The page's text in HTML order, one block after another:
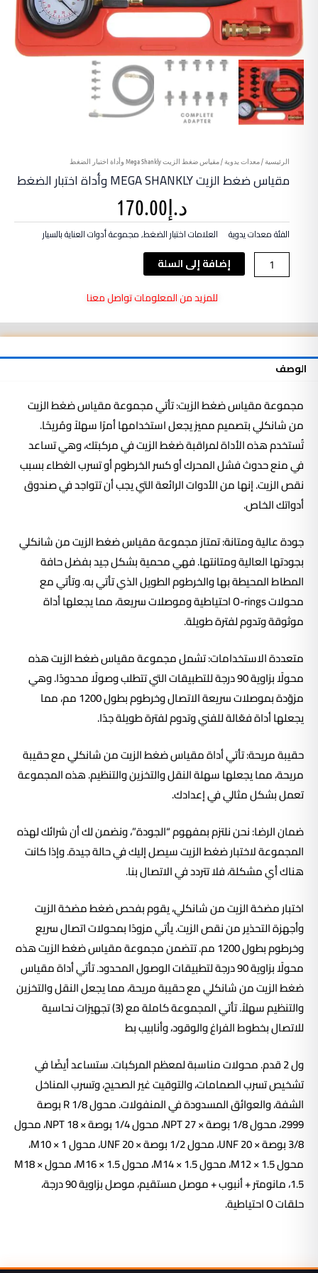
الرئيسية/معدات يدوية/ مقياس ضغط الزيت Mega Shankly وأداة اختبار الضغط
مقياس ضغط الزيت MEGA SHANKLY وأداة اختبار الضغط
د.إ170.00
الفئةمعدات يدوية العلاماتاختبار الضغط,مجموعة أدوات العناية بالسيار
كمية
مقياس
Mega
Shankly
وأداة
اختبار
إضافة إلى السلة
للمزيد من المعلومات تواصل معنا
الوصف
مجموعة مقياس ضغط الزيت: تأتي مجموعة مقياس ضغط الزيت
من شانكلي بتصميم مميز يجعل استخدامها أمرًا سهلاً ومُريحًا.
تُستخدم هذه الأداة لمراقبة ضغط الزيت في مركبتك، وهي تساعد
في منع حدوث فشل المحرك أو كسر الخرطوم أو تسرب الغطاء بسبب
نقص الزيت. إنها من الأدوات الرائعة التي يجب أن تتواجد في صندوق
أدواتك الخاص.
جودة عالية ومتانة: تمتاز مجموعة مقياس ضغط الزيت من شانكلي
بجودتها العالية ومتانتها. فهي محمية بشكل جيد بفضل حافة
المطاط المحيطة بها والخرطوم الطويل الذي تأتي به. وتأتي مع
محولات O-rings احتياطية وموصلات سريعة، مما يجعلها أداة
موثوقة وتدوم لفترة طويلة.
متعددة الاستخدامات: تشمل مجموعة مقياس ضغط الزيت هذه
محولًا بزاوية 90 درجة للتطبيقات التي تتطلب وصولًا محدودًا. وهي
مزوّدة بموصلات سريعة الاتصال وخرطوم بطول 1200 مم، مما
يجعلها أداة فعّالة للفني وتدوم لفترة طويلة جدًا.
حقيبة مريحة: تأتي أداة مقياس ضغط الزيت من شانكلي مع حقيبة
مريحة، مما يجعلها سهلة النقل والتخزين والتنظيم. هذه المجموعة
تعمل بشكل مثالي في إعدادك.
ضمان الرضا: نحن نلتزم بمفهوم “الجودة”، ونضمن لك أن شرائك لهذه
المجموعة لاختبار ضغط الزيت سيصل إليك في حالة جيدة. وإذا كانت
هناك أي مشكلة، فلا تتردد في الاتصال بنا.
اختبار مضخة الزيت من شانكلي، يقوم بفحص ضغط مضخة الزيت
وأجهزة التحذير من نقص الزيت. يأتي مزودًا بمحولات اتصال سريع
وخرطوم بطول 1200 مم. تتضمن مجموعة مقياس ضغط الزيت هذه
محولًا بزاوية 90 درجة لتطبيقات الوصول المحدود. تأتي أداة مقياس
ضغط الزيت من شانكلي مع حقيبة مريحة، مما يجعل النقل والتخزين
والتنظيم سهلاً. تأتي المجموعة كاملة مع (3) تجهيزات نحاسية
للاتصال بخطوط الفراغ والوقود، وأنابيب بط
ول 2 قدم. محولات مناسبة لمعظم المركبات. ستساعد أيضًا في
تشخيص تسرب الصمامات، والتوقيت غير الصحيح، وتسرب المناخل
الشفة، والعوائق المسدودة في المنفولات. محول R 1/8 بوصة
2999، محول 1/8 بوصة × 27 NPT، محول 1/4 بوصة × 18 NPT، محول
3/8 بوصة × 20 UNF، محول 1/2 بوصة × 20 UNF، محول M10 × 1،
محول M12 × 1.5، محول M14 × 1.5، محول M16 × 1.5، محول M18 ×
1.5، مانومتر + أنبوب + موصل مستقيم، موصل بزاوية 90 درجة،
حلقات O احتياطية.